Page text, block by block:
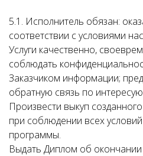
5.1. Исполнитель обязан:
соответствии с условиями
Услуги качественно,
соблюдать
Заказчиком информации;
обратную связь по
Произвести выкуп
при соблюдении всех
программы.
Выдать Диплом об